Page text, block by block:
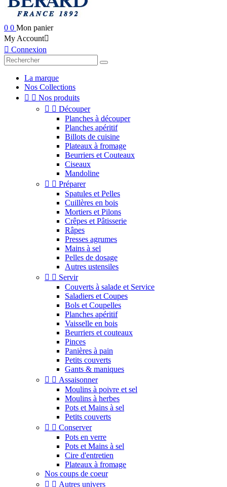
0 0 Mon panier
My Account
 Connexion
La marque
Nos Collections
  Nos produits
  Découper
Planches à découper
Planches apéritif
Billots de cuisine
Plateaux à fromage
Beurriers et Couteaux
Ciseaux
Mandoline
  Préparer
Spatules et Pelles
Cuillères en bois
Mortiers et Pilons
Crêpes et Pâtisserie
Râpes
Presses agrumes
Mains à sel
Pelles de dosage
Autres ustensiles
  Servir
Couverts à salade et Service
Saladiers et Coupes
Bols et Coupelles
Planches apéritif
Vaisselle en bois
Beurriers et couteaux
Pinces
Panières à pain
Petits couverts
Gants & maniques
  Assaisonner
Moulins à poivre et sel
Moulins à herbes
Pots et Mains à sel
Petits couverts
  Conserver
Pots en verre
Pots et Mains à sel
Cire d'entretien
Plateaux à fromage
Nos coups de coeur
  Autres univers